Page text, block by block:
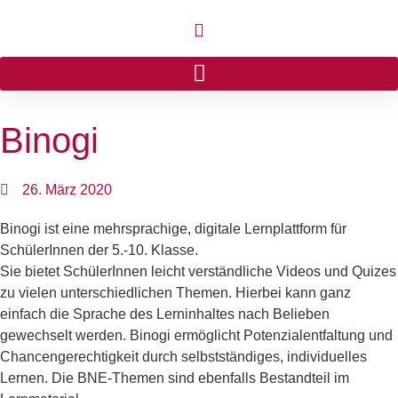
Binogi
26. März 2020
Binogi ist eine mehrsprachige, digitale Lernplattform für
SchülerInnen der 5.-10. Klasse.
Sie bietet SchülerInnen leicht verständliche Videos und Quizes
zu vielen unterschiedlichen Themen. Hierbei kann ganz
einfach die Sprache des Lerninhaltes nach Belieben
gewechselt werden. Binogi ermöglicht Potenzialentfaltung und
Chancengerechtigkeit durch selbstständiges, individuelles
Lernen. Die BNE-Themen sind ebenfalls Bestandteil im